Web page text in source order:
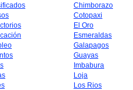
Chimborazo
Cotopaxi
El Oro
Esmeraldas
Galapagos
Guayas
Imbabura
Loja
Los Rios